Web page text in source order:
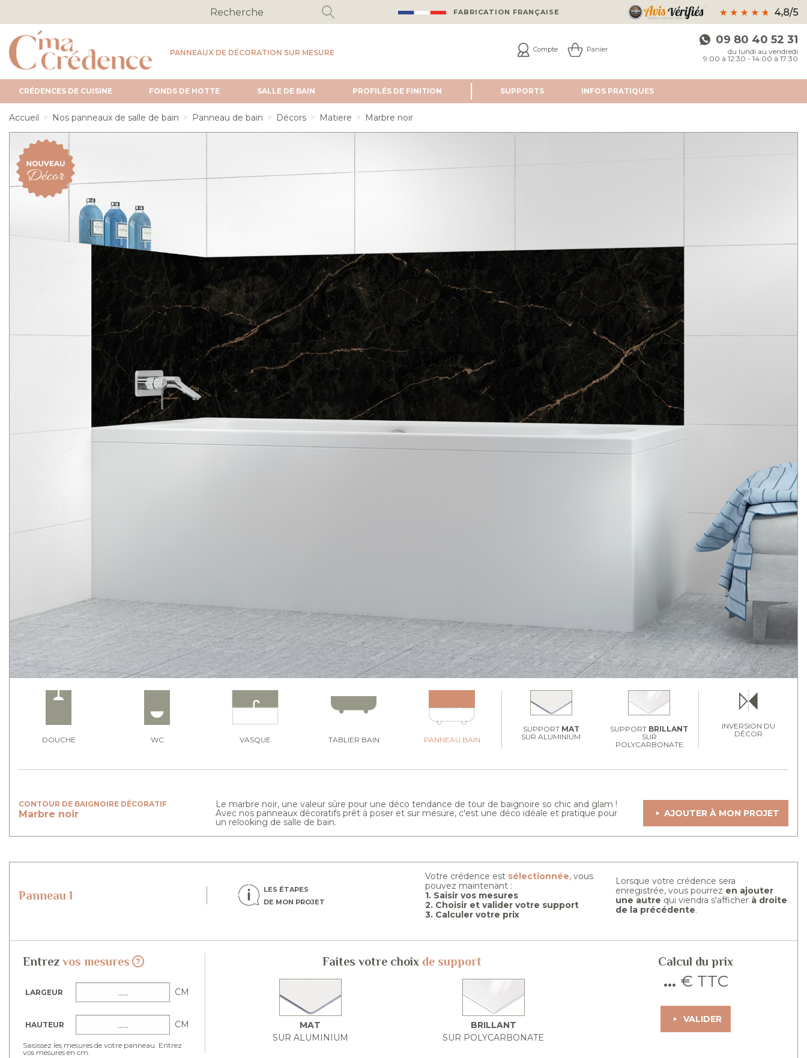
FABRICATION FRANÇAISE
PANNEAUX DE DÉCORATION SUR MESURE Compte Panier
09 80 40 52 31
du lundi au vendredi
9:00 à 12:30 - 14:00 à 17:30
CRÉDENCES DE CUISINE FONDS DE HOTTE SALLE DE BAIN PROFILÉS DE FINITION SUPPORTS INFOSPRATIQUES
Accueil Nos panneaux de salle de bain Panneau de bain Décors Matiere Marbre noir
DOUCHE WC VASQUE TABLIER BAIN PANNEAU BAIN
SUPPORT MAT
SUR ALUMINIUM
SUPPORT BRILLANT
SUR
POLYCARBONATE
INVERSION DU
DÉCOR
CONTOUR DE BAIGNOIRE DÉCORATIF
Marbre noir
Le marbre noir, une valeur sûre pour une déco tendance de tour de baignoire so chic and glam !
Avec nos panneaux décoratifs prêt à poser et sur mesure, c'est une déco idéale et pratique pour
un relooking de salle de bain.
AJOUTER À MON PROJET
Panneau 1
LES ÉTAPES
DE MON PROJET
Votre crédence est sélectionnée, vous
pouvez maintenant :
1. Saisir vos mesures
2. Choisir et valider votre support
3. Calculer votre prix
Lorsque votre crédence sera
enregistrée, vous pourrez en ajouter
une autre qui viendra s'afficher à droite
de la précédente.
Entrez vos mesures
LARGEUR CM
HAUTEUR CM
Saisissez les mesures de votre panneau. Entrez
vos mesures en cm.
Faites votre choix de support
MAT
SUR ALUMINIUM
BRILLANT
SUR POLYCARBONATE
Calcul du prix
... € TTC
VALIDER